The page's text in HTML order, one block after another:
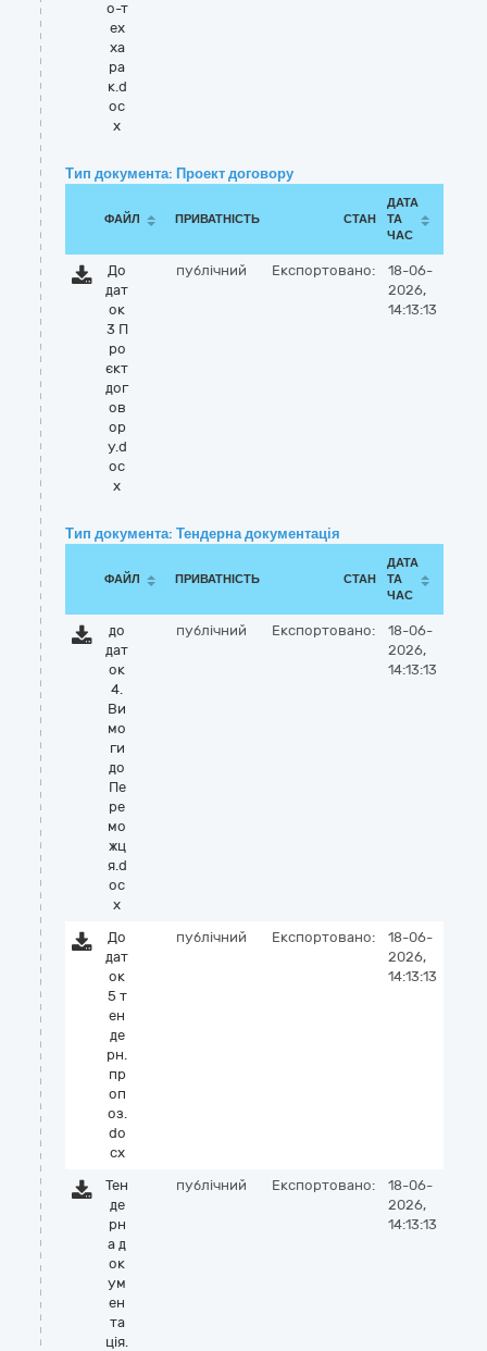
о-т
ех
ха
ра
к.d
oc
x
Тип документа: Проект договору
ФАЙЛ ПРИВАТНІСТЬ СТАН
ДАТА
ТА
ЧАС
До
дат
ок
3 П
ро
єкт
дог
ов
ор
у.d
oc
x
публічний Експортовано:
18-06-
2026,
14:13:13
Тип документа: Тендерна документація
ФАЙЛ ПРИВАТНІСТЬ СТАН
ДАТА
ТА
ЧАС
до
дат
ок
4.
Ви
мо
ги
до
Пе
ре
мо
жц
я.d
oc
x
публічний Експортовано:
18-06-
2026,
14:13:13
До
дат
ок
5 т
ен
де
рн.
пр
оп
оз.
do
cx
публічний Експортовано:
18-06-
2026,
14:13:13
Тен
де
рн
а д
ок
ум
ен
та
ція.
публічний Експортовано:
18-06-
2026,
14:13:13